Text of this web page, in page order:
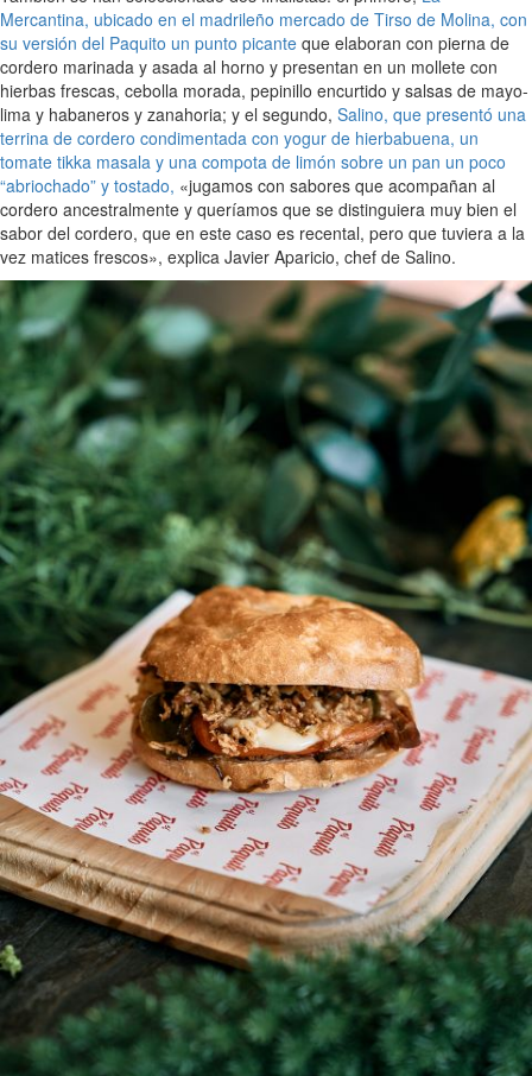
Mercantina, ubicado en el madrileño mercado de Tirso de Molina, con
su versión del Paquito un punto picante que elaboran con pierna de
cordero marinada y asada al horno y presentan en un mollete con
hierbas frescas, cebolla morada, pepinillo encurtido y salsas de mayo-
lima y habaneros y zanahoria; y el segundo, Salino, que presentó una
terrina de cordero condimentada con yogur de hierbabuena, un
tomate tikka masala y una compota de limón sobre un pan un poco
“abriochado” y tostado, «jugamos con sabores que acompañan al
cordero ancestralmente y queríamos que se distinguiera muy bien el
sabor del cordero, que en este caso es recental, pero que tuviera a la
vez matices frescos», explica Javier Aparicio, chef de Salino.